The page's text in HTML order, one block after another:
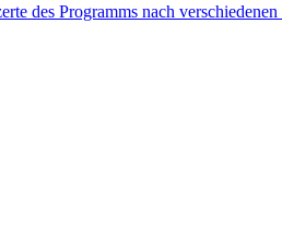
des Programms nach